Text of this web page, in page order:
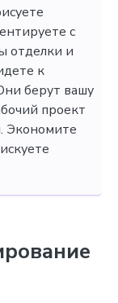
с
отделки и
к
берут вашу
проект
Экономите